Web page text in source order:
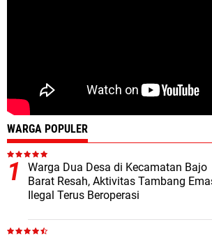
WARGA POPULER
Warga Dua Desa di Kecamatan Bajo
Barat Resah, Aktivitas Tambang
Ilegal Terus Beroperasi